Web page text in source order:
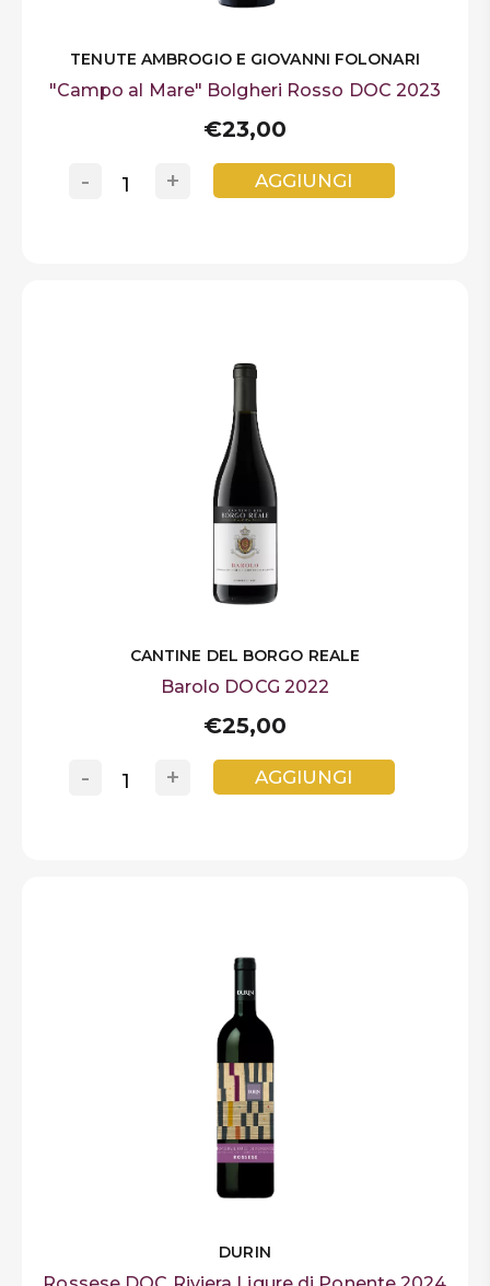
TENUTE AMBROGIO E GIOVANNI FOLONARI
"Campo al Mare" Bolgheri Rosso DOC 2023
€23,00
+
- AGGIUNGI
CANTINE DEL BORGO REALE
Barolo DOCG 2022
€25,00
+
- AGGIUNGI
DURIN